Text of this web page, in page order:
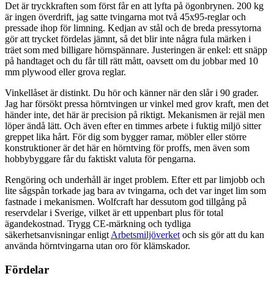
Det är tryckkraften som först får en att lyfta på ögonbrynen. 200 kg
är ingen överdrift, jag satte tvingarna mot två 45x95-reglar och
pressade ihop för limning. Kedjan av stål och de breda pressytorna
gör att trycket fördelas jämnt, så det blir inte några fula märken i
träet som med billigare hörnspännare. Justeringen är enkel: ett snäpp
på handtaget och du får till rätt mått, oavsett om du jobbar med 10
mm plywood eller grova reglar.
Vinkellåset är distinkt. Du hör och känner när den slår i 90 grader.
Jag har försökt pressa hörntvingen ur vinkel med grov kraft, men det
händer inte, det här är precision på riktigt. Mekanismen är rejäl men
löper ändå lätt. Och även efter en timmes arbete i fuktig miljö sitter
greppet lika hårt. För dig som bygger ramar, möbler eller större
konstruktioner är det här en hörntving för proffs, men även som
hobbybyggare får du faktiskt valuta för pengarna.
Rengöring och underhåll är inget problem. Efter ett par limjobb och
lite sågspån torkade jag bara av tvingarna, och det var inget lim som
fastnade i mekanismen. Wolfcraft har dessutom god tillgång på
reservdelar i Sverige, vilket är ett uppenbart plus för total
ägandekostnad. Trygg CE-märkning och tydliga
säkerhetsanvisningar enligt Arbetsmiljöverket och sis gör att du kan
använda hörntvingarna utan oro för klämskador.
Fördelar